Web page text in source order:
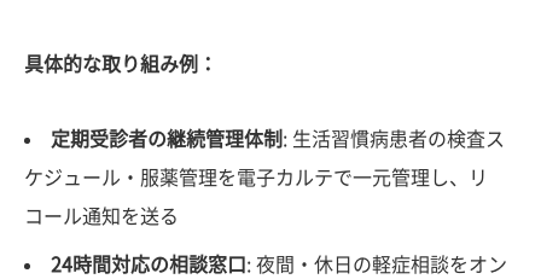
具体的な取り組み例：
定期受診者の継続管理体制 : 生活習慣病患者の検査ス
ケジュール・服薬管理を電子カルテで一元管理し、リ
コール通知を送る
24時間対応の相談窓口 : 夜間・休日の軽症相談をオン